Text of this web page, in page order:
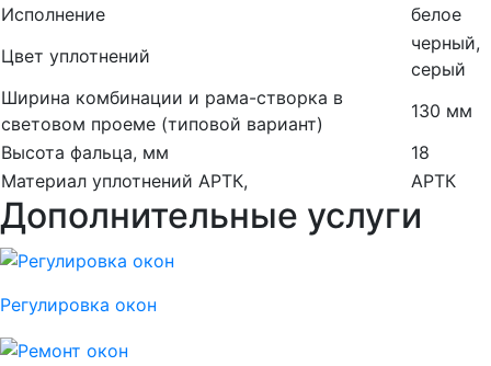
Исполнение
белое
Цвет уплотнений
черный,
серый
Ширина комбинации и рама-створка в
световом проеме (типовой вариант)
130 мм
Высота фальца, мм
18
Материал уплотнений АРТК,
АРТК
Дополнительные услуги
Регулировка окон